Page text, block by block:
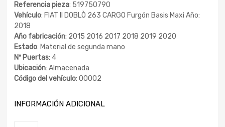
Referencia pieza: 519750790
Vehículo: FIAT II DOBLÒ 263 CARGO Furgón Basis Maxi Año:
2018
Año fabricación: 2015 2016 2017 2018 2019 2020
Estado: Material de segunda mano
Nº Puertas: 4
Ubicación: Almacenada
Código del vehículo: 00002
INFORMACIÓN ADICIONAL